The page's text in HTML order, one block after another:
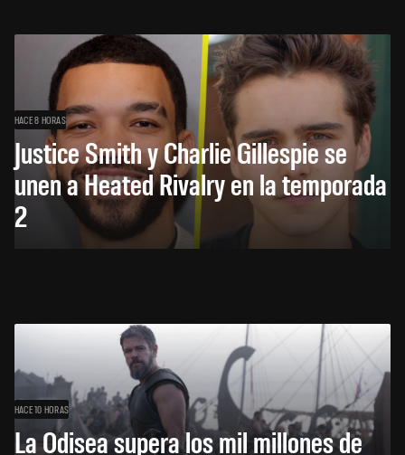
HACE 8 HORAS
Justice Smith y Charlie Gillespie se
unen a Heated Rivalry en la temporada
2
HACE 10 HORAS
La Odisea supera los mil millones de